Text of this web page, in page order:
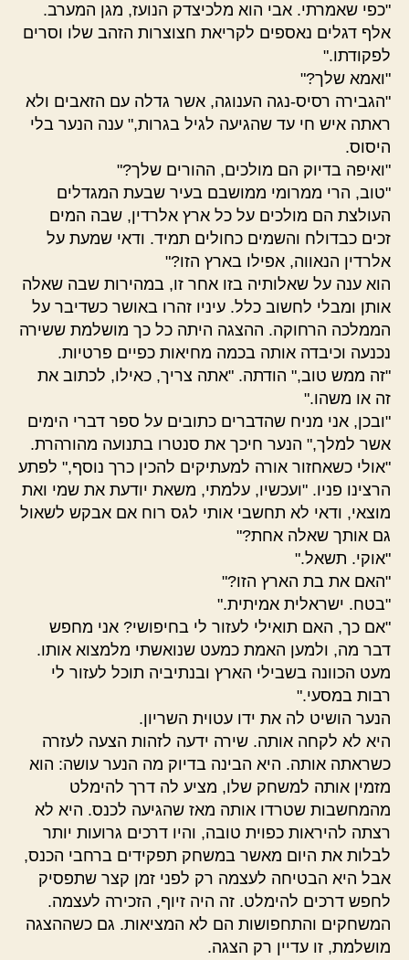
"כפי שאמרתי. אבי הוא מלכיצדק הנועז, מגן המערב.
אלף דגלים נאספים לקריאת חצוצרות הזהב שלו וסרים
לפקודתו."
"ואמא שלך?"
"הגבירה רסיס-נגה הענוגה, אשר גדלה עם הזאבים ולא
ראתה איש חי עד שהגיעה לגיל בגרות," ענה הנער בלי
היסוס.
"ואיפה בדיוק הם מולכים, ההורים שלך?"
"טוב, הרי ממרומי ממושבם בעיר שבעת המגדלים
העולצת הם מולכים על כל ארץ אלרדין, שבה המים
זכים כבדולח והשמים כחולים תמיד. ודאי שמעת על
אלרדין הנאווה, אפילו בארץ הזו?"
הוא ענה על שאלותיה בזו אחר זו, במהירות שבה שאלה
אותן ומבלי לחשוב כלל. עיניו זהרו באושר כשדיבר על
הממלכה הרחוקה. ההצגה היתה כל כך מושלמת ששירה
נכנעה וכיבדה אותה בכמה מחיאות כפיים פרטיות.
"זה ממש טוב," הודתה. "אתה צריך, כאילו, לכתוב את
זה או משהו."
"ובכן, אני מניח שהדברים כתובים על ספר דברי הימים
אשר למלך," הנער חיכך את סנטרו בתנועה מהורהרת.
"אולי כשאחזור אורה למעתיקים להכין כרך נוסף," לפתע
הרצינו פניו. "ועכשיו, עלמתי, משאת יודעת את שמי ואת
מוצאי, ודאי לא תחשבי אותי לגס רוח אם אבקש לשאול
גם אותך שאלה אחת?"
"אוקי. תשאל."
"האם את בת הארץ הזו?"
"בטח. ישראלית אמיתית."
"אם כך, האם תואילי לעזור לי בחיפושי? אני מחפש
דבר מה, ולמען האמת כמעט שנואשתי מלמצוא אותו.
מעט הכוונה בשבילי הארץ ובנתיביה תוכל לעזור לי
רבות במסעי."
הנער הושיט לה את ידו עטוית השריון.
היא לא לקחה אותה. שירה ידעה לזהות הצעה לעזרה
כשראתה אותה. היא הבינה בדיוק מה הנער עושה: הוא
מזמין אותה למשחק שלו, מציע לה דרך להימלט
מהמחשבות שטרדו אותה מאז שהגיעה לכנס. היא לא
רצתה להיראות כפוית טובה, והיו דרכים גרועות יותר
לבלות את היום מאשר במשחק תפקידים ברחבי הכנס,
אבל היא הבטיחה לעצמה רק לפני זמן קצר שתפסיק
לחפש דרכים להימלט. זה היה זיוף, הזכירה לעצמה.
המשחקים והתחפושות הם לא המציאות. גם כשההצגה
מושלמת, זו עדיין רק הצגה.